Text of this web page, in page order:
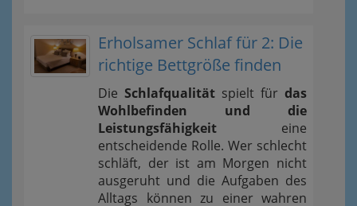
Erholsamer Schlaf für 2: Die
richtige Bettgröße finden
Die Schlafqualität spielt für das
Wohlbefinden und die
Leistungsfähigkeit eine
entscheidende Rolle. Wer schlecht
schläft, der ist am Morgen nicht
ausgeruht und die Aufgaben des
Alltags können zu einer wahren